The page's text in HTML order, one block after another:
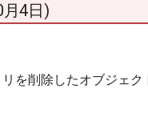
月4日)
を削除したオブジェ